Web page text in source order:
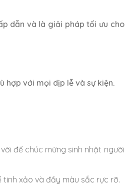
dẫn và là giải pháp tối ưu cho
hợp với mọi dịp lễ và sự kiện.
để chúc mừng sinh nhật người
xảo và đầy màu sắc rực rỡ.